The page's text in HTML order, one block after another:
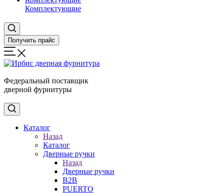
Комплектующие
Получить прайс
Федеральный поставщик
дверной фурнитуры
Каталог
Назад
Каталог
Дверные ручки
Назад
Дверные ручки
B2B
PUERTO